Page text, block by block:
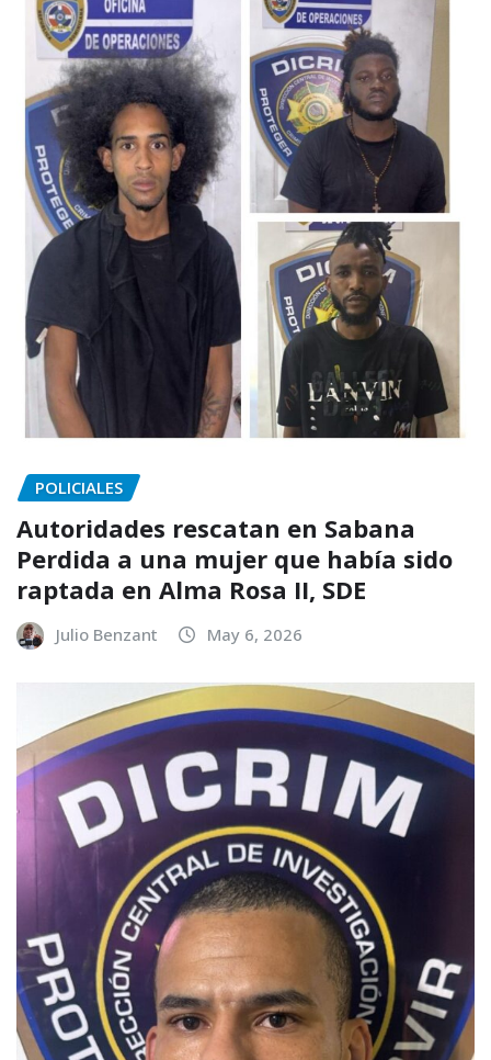
POLICIALES
Autoridades rescatan en Sabana
Perdida a una mujer que había sido
raptada en Alma Rosa II, SDE
Julio Benzant May 6, 2026